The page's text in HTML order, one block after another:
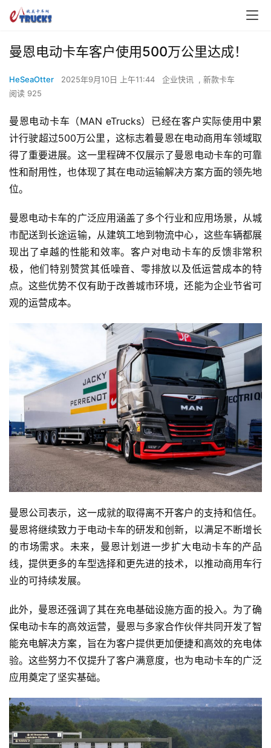
首
页
曼恩电动卡车客户使用500万公里达成！
HeSeaOtter 2025年9月10日 上午11:44 企业快讯 , 新款卡车
阅读 925
曼恩电动卡车（MAN eTrucks）已经在客户实际使用中累
计行驶超过500万公里，这标志着曼恩在电动商用车领域取
得了重要进展。这一里程碑不仅展示了曼恩电动卡车的可靠
性和耐用性，也体现了其在电动运输解决方案方面的领先地
位。
曼恩电动卡车的广泛应用涵盖了多个行业和应用场景，从城
市配送到长途运输，从建筑工地到物流中心，这些车辆都展
现出了卓越的性能和效率。客户对电动卡车的反馈非常积
极，他们特别赞赏其低噪音、零排放以及低运营成本的特
点。这些优势不仅有助于改善城市环境，还能为企业节省可
观的运营成本。
曼恩公司表示，这一成就的取得离不开客户的支持和信任。
曼恩将继续致力于电动卡车的研发和创新，以满足不断增长
的市场需求。未来，曼恩计划进一步扩大电动卡车的产品
线，提供更多的车型选择和更先进的技术，以推动商用车行
业的可持续发展。
此外，曼恩还强调了其在充电基础设施方面的投入。为了确
保电动卡车的高效运营，曼恩与多家合作伙伴共同开发了智
能充电解决方案，旨在为客户提供更加便捷和高效的充电体
验。这些努力不仅提升了客户满意度，也为电动卡车的广泛
应用奠定了坚实基础。